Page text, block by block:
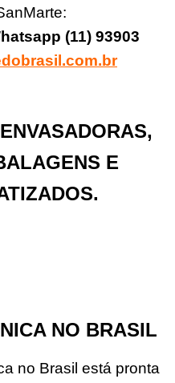
(11) 93903
E
NO BRASIL
no Brasil está pronta